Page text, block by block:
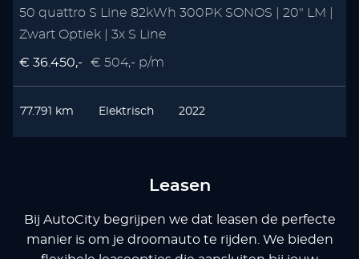
50 quattro S Line 82kWh 300PK SONOS | 20" LM |
Zwart Optiek | 3x S Line
€ 36.450,- € 504,- p/m
77.791 km Elektrisch 2022
Leasen
Bij AutoCity begrijpen we dat leasen de perfecte
manier is om je droomauto te rijden. We bieden